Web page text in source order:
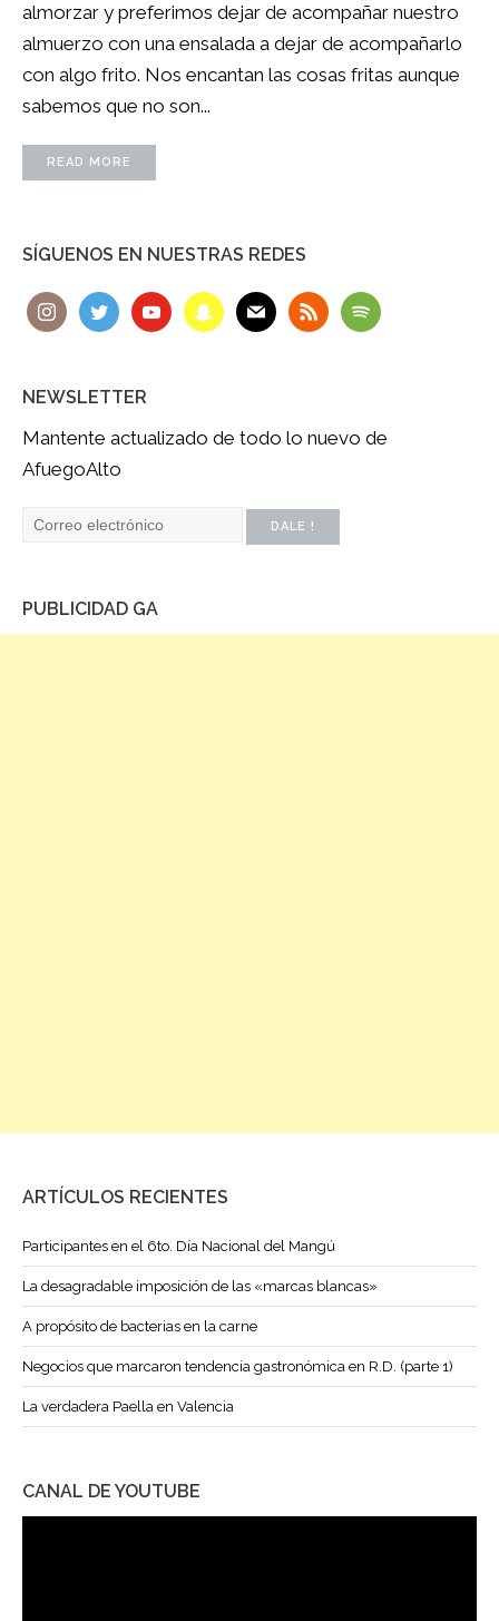
almorzar y preferimos dejar de acompañar nuestro
almuerzo con una ensalada a dejar de acompañarlo
con algo frito. Nos encantan las cosas fritas aunque
sabemos que no son...
READ MORE
SÍGUENOS EN NUESTRAS REDES
NEWSLETTER
Mantente actualizado de todo lo nuevo de
AfuegoAlto
PUBLICIDAD GA
ARTÍCULOS RECIENTES
Participantes en el 6to. Día Nacional del Mangú
La desagradable imposición de las «marcas blancas»
A propósito de bacterias en la carne
Negocios que marcaron tendencia gastronómica en R.D. (parte 1)
La verdadera Paella en Valencia
CANAL DE YOUTUBE